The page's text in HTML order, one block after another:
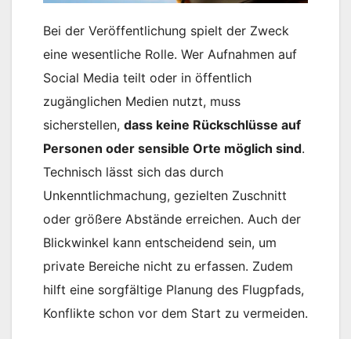
Bei der Veröffentlichung spielt der Zweck
eine wesentliche Rolle. Wer Aufnahmen auf
Social Media teilt oder in öffentlich
zugänglichen Medien nutzt, muss
sicherstellen, dass keine Rückschlüsse auf
Personen oder sensible Orte möglich sind.
Technisch lässt sich das durch
Unkenntlichmachung, gezielten Zuschnitt
oder größere Abstände erreichen. Auch der
Blickwinkel kann entscheidend sein, um
private Bereiche nicht zu erfassen. Zudem
hilft eine sorgfältige Planung des Flugpfads,
Konflikte schon vor dem Start zu vermeiden.